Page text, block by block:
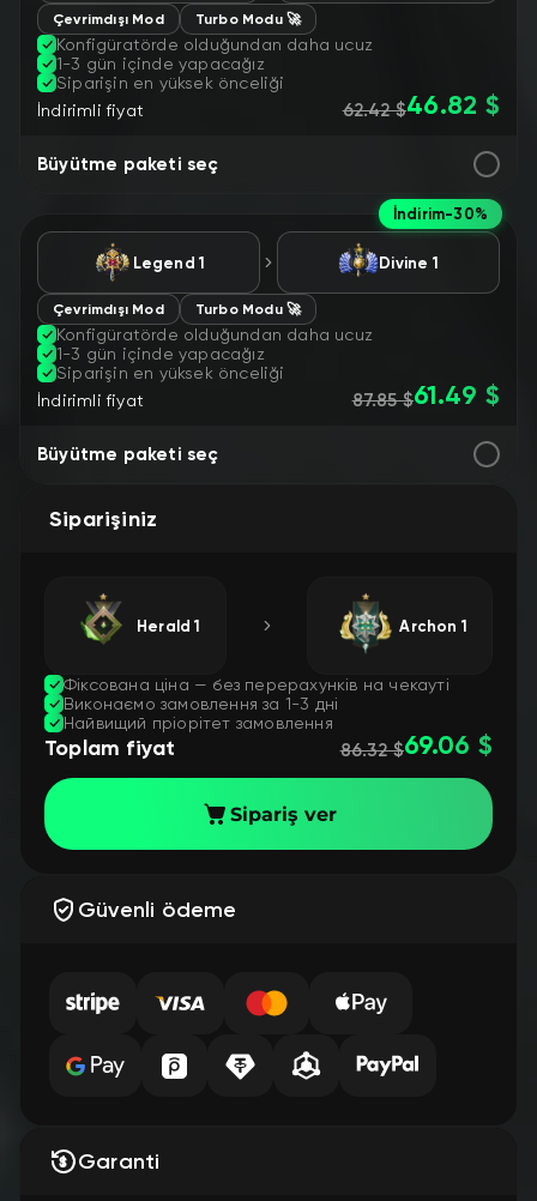
Çevrimdışı Mod Turbo Modu 🚀
Konfigüratörde olduğundan daha ucuz
1-3 gün içinde yapacağız
Siparişin en yüksek önceliği
İndirimli fiyat
62.42 $46.82 $
Büyütme paketi seç
İndirim-30%
Legend 1 Divine 1
Çevrimdışı Mod Turbo Modu 🚀
Konfigüratörde olduğundan daha ucuz
1-3 gün içinde yapacağız
Siparişin en yüksek önceliği
İndirimli fiyat
87.85 $61.49 $
Büyütme paketi seç
Siparişiniz
Herald 1 Archon 1
Фіксована ціна — без перерахунків на чекауті
Виконаємо замовлення за 1-3 дні
Найвищий пріорітет замовлення
Toplam fiyat 86.32 $69.06 $
Sipariş ver
Güvenli ödeme
Garanti